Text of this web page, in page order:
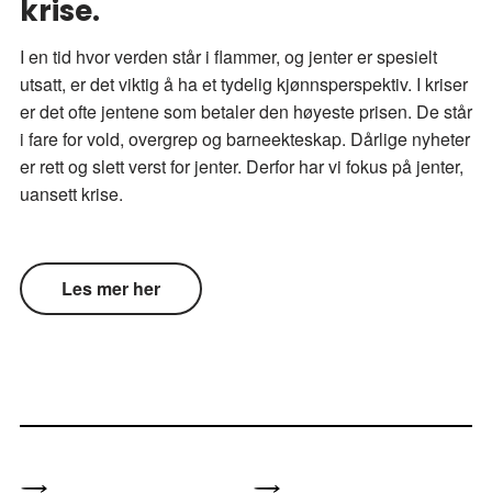
krise.
I en tid hvor verden står i flammer, og jenter er spesielt
utsatt, er det viktig å ha et tydelig kjønnsperspektiv. I kriser
er det ofte jentene som betaler den høyeste prisen. De står
i fare for vold, overgrep og barneekteskap. Dårlige nyheter
er rett og slett verst for jenter. Derfor har vi fokus på jenter,
uansett krise.
Les mer her